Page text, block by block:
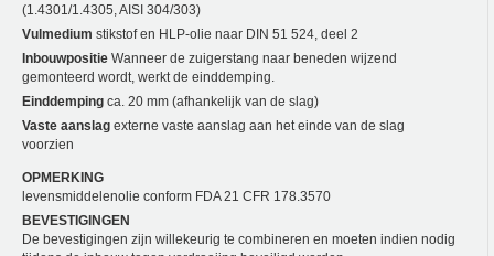
(1.4301/1.4305, AISI 304/303)
Vulmedium stikstof en HLP-olie naar DIN 51 524, deel 2
Inbouwpositie Wanneer de zuigerstang naar beneden wijzend
gemonteerd wordt, werkt de einddemping.
Einddemping ca. 20 mm (afhankelijk van de slag)
Vaste aanslag externe vaste aanslag aan het einde van de slag
voorzien
OPMERKING
levensmiddelenolie conform FDA 21 CFR 178.3570
BEVESTIGINGEN
De bevestigingen zijn willekeurig te combineren en moeten indien nodig